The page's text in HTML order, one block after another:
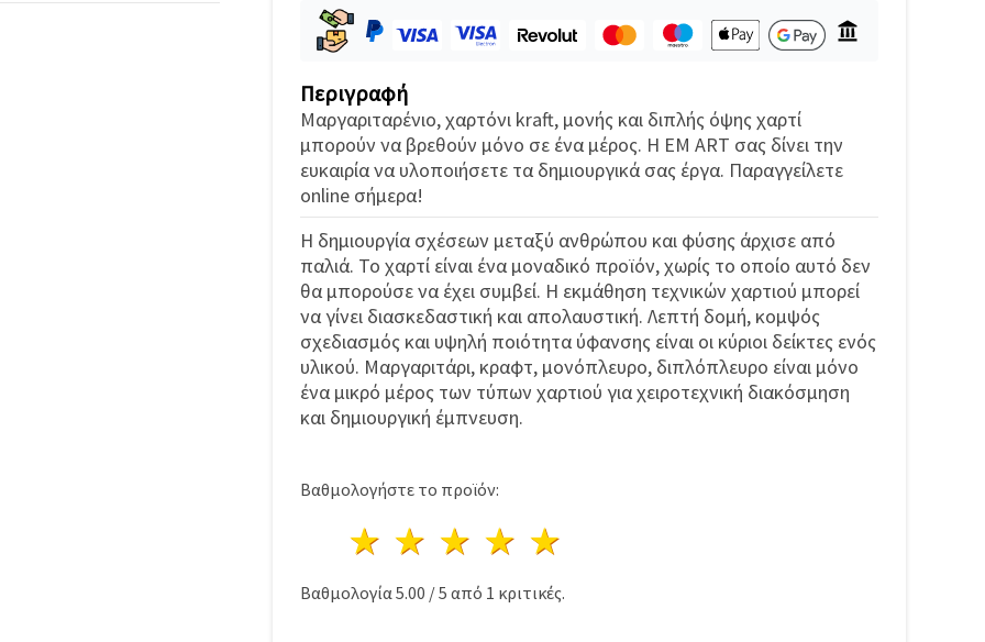
Περιγραφή
Μαργαριταρένιο, χαρτόνι kraft, μονής και διπλής όψης χαρτί
μπορούν να βρεθούν μόνο σε ένα μέρος. Η EM ART σας δίνει την
ευκαιρία να υλοποιήσετε τα δημιουργικά σας έργα. Παραγγείλετε
online σήμερα!
Η δημιουργία σχέσεων μεταξύ ανθρώπου και φύσης άρχισε από
παλιά. Το χαρτί είναι ένα μοναδικό προϊόν, χωρίς το οποίο αυτό δεν
θα μπορούσε να έχει συμβεί. Η εκμάθηση τεχνικών χαρτιού μπορεί
να γίνει διασκεδαστική και απολαυστική. Λεπτή δομή, κομψός
σχεδιασμός και υψηλή ποιότητα ύφανσης είναι οι κύριοι δείκτες ενός
υλικού. Μαργαριτάρι, κραφτ, μονόπλευρο, διπλόπλευρο είναι μόνο
ένα μικρό μέρος των τύπων χαρτιού για χειροτεχνική διακόσμηση
και δημιουργική έμπνευση.
Βαθμολογήστε το προϊόν:
4 Αστέρια
3 Αστέρια
2 Αστέρια
1 Αστέρι
Βαθμολογία 5.00 /5 από 1 κριτικές.